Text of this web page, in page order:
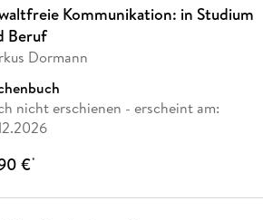
Kommunikation: in Studium
Beruf
Dormann
nicht erschienen - erscheint am:
€*